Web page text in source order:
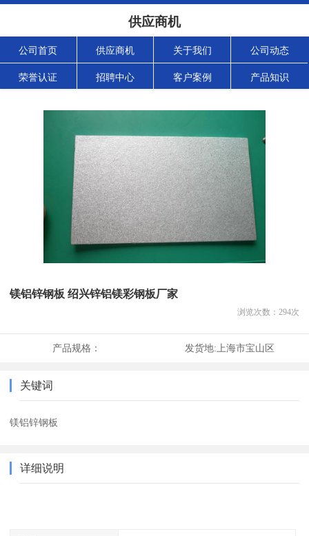
供应商机
公司首页 供应商机 关于我们 公司动态
荣誉认证 招聘中心 客户案例 产品知识
镁铝锌钢板 绍兴锌铝镁彩钢板厂家
浏览次数： 294次
产品规格： 发货地: 上海市宝山区
关键词
镁铝锌钢板
详细说明